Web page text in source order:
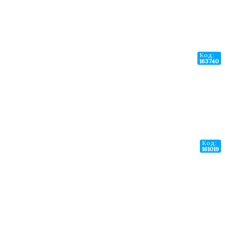
Код:
163740
Код:
161019